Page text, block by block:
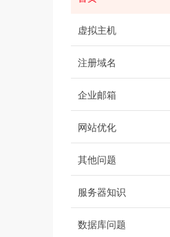
虚拟主机
注册域名
企业邮箱
网站优化
其他问题
服务器知识
数据库问题